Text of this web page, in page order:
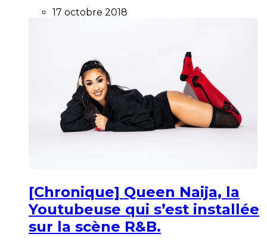
17 octobre 2018
[Chronique] Queen Naija, la
Youtubeuse qui s’est installée
sur la scène R&B.